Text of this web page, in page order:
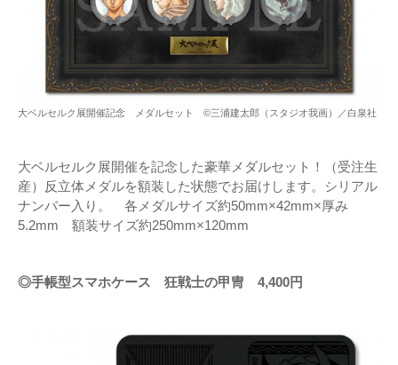
大ベルセルク展開催記念 メダルセット ©三浦建太郎（スタジオ我画）／白泉社
大ベルセルク展開催を記念した豪華メダルセット！（受注生
産）反立体メダルを額装した状態でお届けします。シリアル
ナンバー入り。 各メダルサイズ約50mm×42mm×厚み
5.2mm 額装サイズ約250mm×120mm
◎手帳型スマホケース 狂戦士の甲冑 4,400円